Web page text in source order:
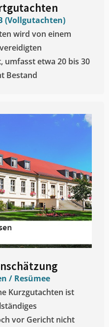
(Vollgutachten)
wird von einem
umfasst etwa 20 bis 30
Bestand
/ Resümee
Kurzgutachten ist
vor Gericht nicht